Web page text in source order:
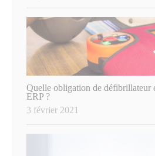
Quelle obligation de défibrillateur
ERP ?
3 février 2021